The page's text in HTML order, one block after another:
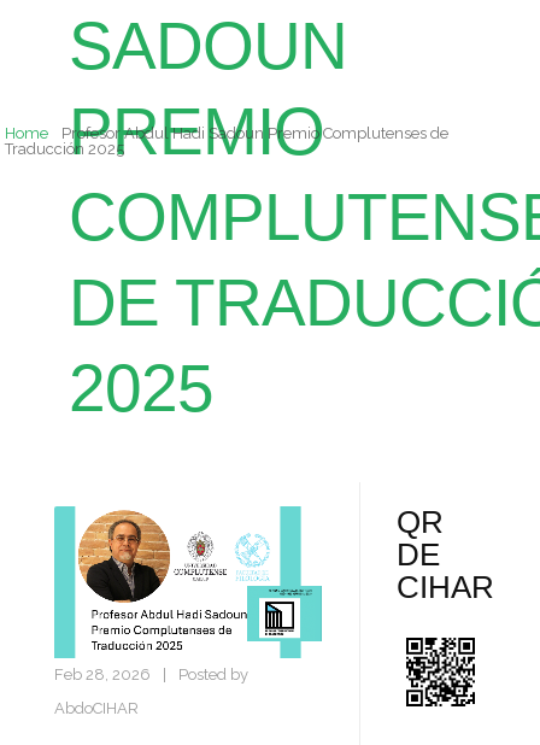
SADOUN
PREMIO
DE
2025
Home
Profesor Abdul Hadi Sadoun Premio Complutenses de
Traducción 2025
Feb 28, 2026
Posted by
AbdoCIHAR
QR
DE
CIHAR